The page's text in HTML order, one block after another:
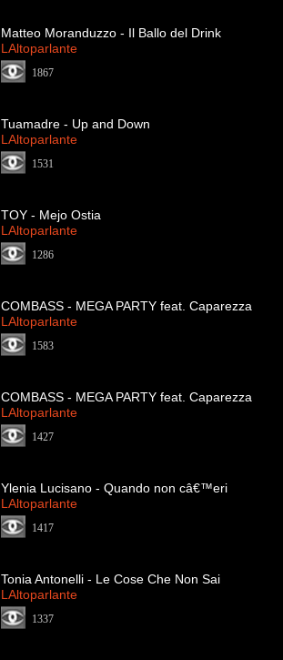
Matteo Moranduzzo - Il Ballo del Drink
LAltoparlante
1867
Tuamadre - Up and Down
LAltoparlante
1531
TOY - Mejo Ostia
LAltoparlante
1286
COMBASS - MEGA PARTY feat. Caparezza
LAltoparlante
1583
COMBASS - MEGA PARTY feat. Caparezza
LAltoparlante
1427
Ylenia Lucisano - Quando non câ€™eri
LAltoparlante
1417
Tonia Antonelli - Le Cose Che Non Sai
LAltoparlante
1337